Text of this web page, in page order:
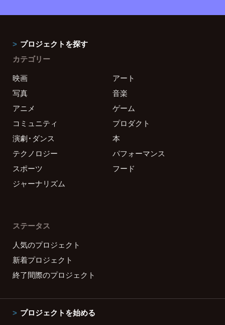
プロジェクトを探す
カテゴリー
映画
アート
写真
音楽
アニメ
ゲーム
コミュニティ
プロダクト
演劇・ダンス
本
テクノロジー
パフォーマンス
スポーツ
フード
ジャーナリズム
ステータス
人気のプロジェクト
新着プロジェクト
終了間際のプロジェクト
プロジェクトを始める